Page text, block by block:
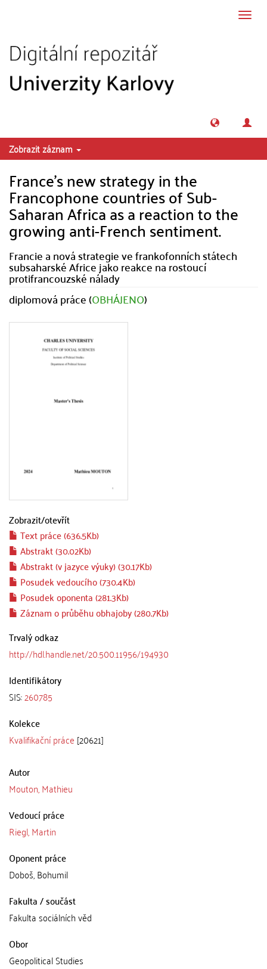
Zobrazit záznam
France's new strategy in the
Francophone countries of Sub-
Saharan Africa as a reaction to the
growing anti-French sentiment.
Francie a nová strategie ve frankofonních státech
subsaharské Africe jako reakce na rostoucí
protifrancouzské nálady
diplomová práce (OBHÁJENO)
Zobrazit/otevřít
Text práce (636.5Kb)
Abstrakt (30.02Kb)
Abstrakt (v jazyce výuky) (30.17Kb)
Posudek vedoucího (730.4Kb)
Posudek oponenta (281.3Kb)
Záznam o průběhu obhajoby (280.7Kb)
Trvalý odkaz
http://hdl.handle.net/20.500.11956/194930
Identifikátory
SIS:260785
Kolekce
Kvalifikační práce [20621]
Autor
Mouton, Mathieu
Vedoucí práce
Riegl, Martin
Oponent práce
Doboš, Bohumil
Fakulta / součást
Fakulta sociálních věd
Obor
Geopolitical Studies